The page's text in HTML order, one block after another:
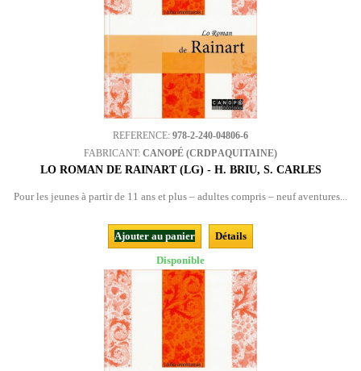
REFERENCE: 978-2-240-04806-6
FABRICANT: CANOPÉ (CRDP AQUITAINE)
LO ROMAN DE RAINART (LG) - H. BRIU, S. CARLES
Pour les jeunes à partir de 11 ans et plus – adultes compris – neuf aventures...
Ajouter au panier
Détails
Disponible